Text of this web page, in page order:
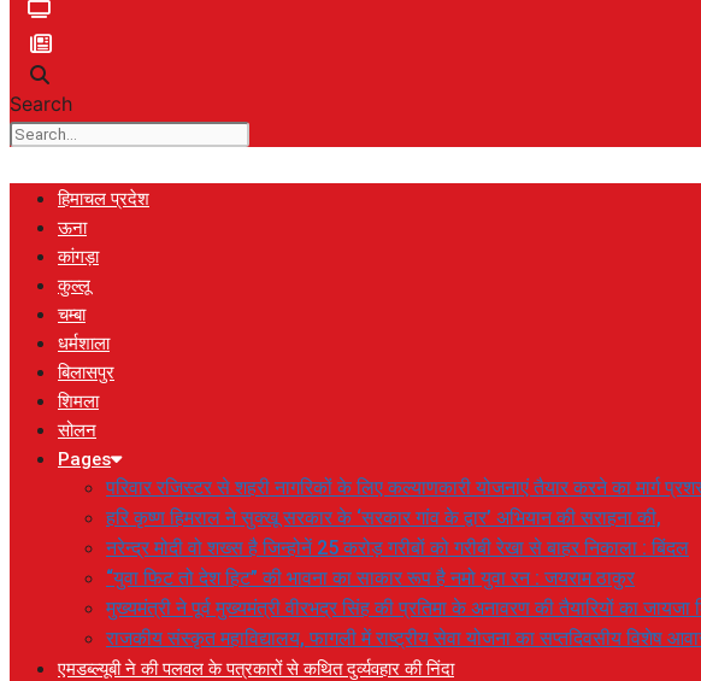
Search
हिमाचल प्रदेश
ऊना
कांगड़ा
कुल्लू
चम्बा
धर्मशाला
बिलासपुर
शिमला
सोलन
Pages
परिवार रजिस्टर से शहरी नागरिकों के लिए कल्याणकारी योजनाएं तैयार करने का मार्ग
हरि कृष्ण हिमराल ने सुक्खू सरकार के ‘सरकार गांव के द्वार’ अभियान की सराहना की,
नरेन्द्र मोदी वो शख्स है जिन्होनें 25 करोड़ गरीबों को गरीबी रेखा से बाहर निकाला : बिंदल
“युवा फिट तो देश हिट” की भावना का साकार रूप है नमो युवा रन : जयराम ठाकुर
मुख्यमंत्री ने पूर्व मुख्यमंत्री वीरभद्र सिंह की प्रतिमा के अनावरण की तैयारियों का जायजा
राजकीय संस्कृत महाविद्यालय, फागली में राष्ट्रीय सेवा योजना का सप्तदिवसीय विशेष
एमडब्ल्यूबी ने की पलवल के पत्रकारों से कथित दुर्व्यवहार की निंदा